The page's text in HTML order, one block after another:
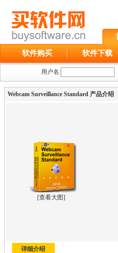
软件购买 软件下载
用户名:
Webcam Surveillance Standard 产品介绍
[查看大图]
详细介绍